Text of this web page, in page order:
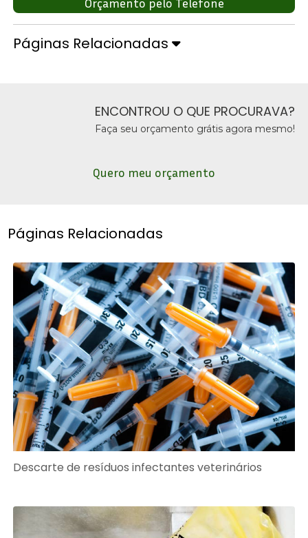
Páginas Relacionadas
ENCONTROU O QUE PROCURAVA?
Faça seu orçamento grátis agora mesmo!
Quero meu orçamento
Páginas Relacionadas
Descarte de resíduos infectantes veterinários